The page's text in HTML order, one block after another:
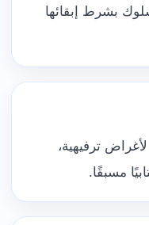
بشرط إبقائها
ترفيهية،
مسبقًا.